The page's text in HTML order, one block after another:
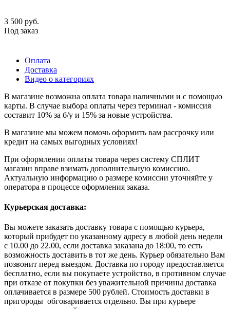
3 500 руб.
Под заказ
Оплата
Доставка
Видео о категориях
В магазине возможна оплата товара наличными и с помощью
карты. В случае выбора оплаты через терминал - комиссия
составит 10% за б/у и 15% за новые устройства.
В магазине мы можем помочь оформить вам рассрочку или
кредит на самых выгодных условиях!
При оформлении оплаты товара через систему СПЛИТ
магазин вправе взимать дополнительную комиссию.
Актуальную информацию о размере комиссии уточняйте у
оператора в процессе оформления заказа.
Курьерская доставка:
Вы можете заказать доставку товара с помощью курьера,
который прибудет по указанному адресу в любой день недели
с 10.00 до 22.00, если доставка заказана до 18:00, то есть
возможность доставить в тот же день. Курьер обязательно Вам
позвонит перед выездом. Доставка по городу предоставляется
бесплатно, если вы покупаете устройство, в противном случае
при отказе от покупки без уважительной причины доставка
оплачивается в размере 500 рублей. Стоимость доставки в
пригороды обговаривается отдельно. Вы при курьере